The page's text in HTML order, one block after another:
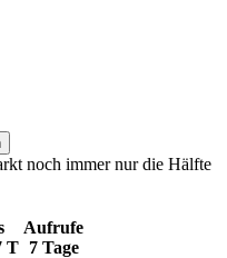
noch immer nur die Hälfte
T
Aufrufe
7 Tage